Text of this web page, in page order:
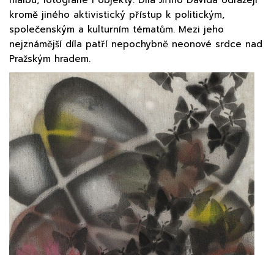
kromě jiného aktivistický přístup k politickým,
společenským a kulturním tématům. Mezi jeho
nejznámější díla patří nepochybně neonové srdce nad
Pražským hradem.